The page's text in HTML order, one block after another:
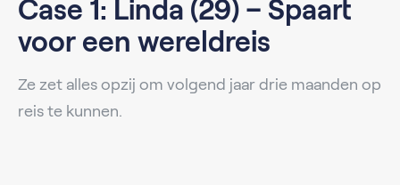
Case 1: Linda (29) – Spaart
voor een wereldreis
Ze zet alles opzij om volgend jaar drie maanden op
reis te kunnen.